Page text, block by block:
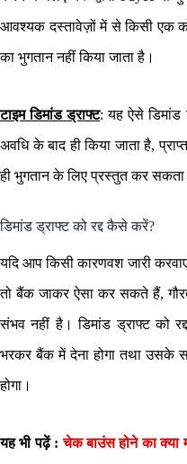
आवश्यक दस्तावेज़ों में से किसी एक को
का भुगतान नहीं किया जाता है।
टाइम डिमांड ड्राफ्ट: यह ऐसे डिमांड
अवधि के बाद ही किया जाता है,
ही भुगतान के लिए प्रस्तुत कर सकता
डिमांड ड्राफ्ट को रद्द कैसे करें?
यदि आप किसी कारणवश जारी
तो बैंक जाकर ऐसा कर सकते हैं,
संभव नहीं है। डिमांड ड्राफ्ट को
भरकर बैंक में देना होगा तथा उसके
होगा।
यह भी पढ़ें :चेक बाउंस होने का